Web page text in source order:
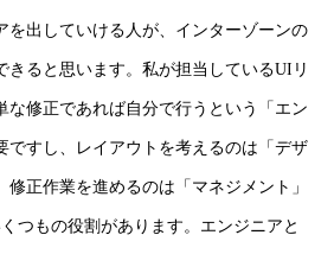
を出していける人が、インターゾーンの
きると思います。私が担当しているUIリ
な修正であれば自分で行うという「エン
ですし、レイアウトを考えるのは「デザ
修正作業を進めるのは「マネジメント」
つもの役割があります。エンジニアと